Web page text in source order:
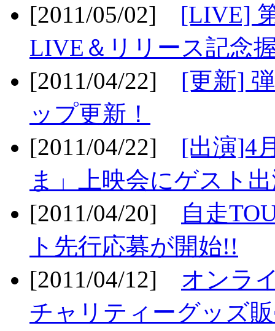
[2011/05/02] [LIVE]
LIVE＆リリース記念
[2011/04/22] [更新]
ップ更新！
[2011/04/22] [出演]4
ま」上映会にゲスト
[2011/04/20]
自走
ト先行応募が開始!!
[2011/04/12] オンラ
チャリティーグッズ